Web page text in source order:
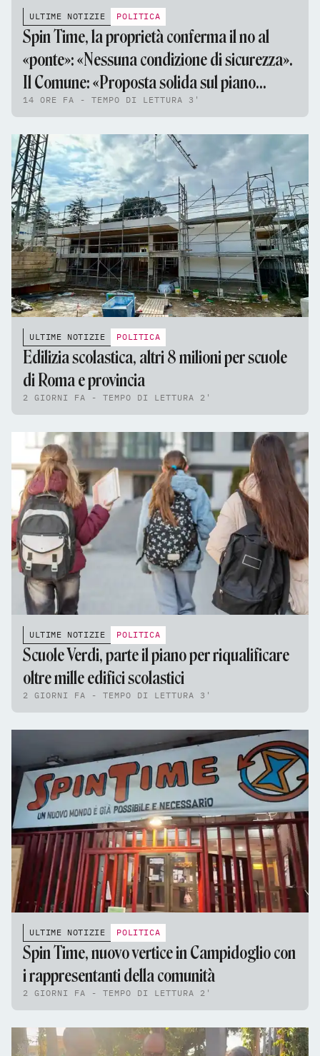
ULTIME NOTIZIE POLITICA
Spin Time, la proprietà conferma il no al
«ponte»: «Nessuna condizione di sicurezza».
Il Comune: «Proposta solida sul piano
tecnico e giuridico»
14 ORE FA - TEMPO DI LETTURA 3'
ULTIME NOTIZIE POLITICA
Edilizia scolastica, altri 8 milioni per scuole
di Roma e provincia
2 GIORNI FA - TEMPO DI LETTURA 2'
ULTIME NOTIZIE POLITICA
Scuole Verdi, parte il piano per riqualificare
oltre mille edifici scolastici
2 GIORNI FA - TEMPO DI LETTURA 3'
ULTIME NOTIZIE POLITICA
Spin Time, nuovo vertice in Campidoglio con
i rappresentanti della comunità
2 GIORNI FA - TEMPO DI LETTURA 2'